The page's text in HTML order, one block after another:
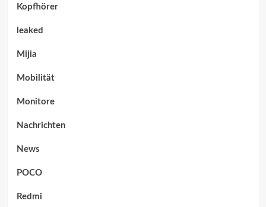
Kopfhörer
leaked
Mijia
Mobilität
Monitore
Nachrichten
News
POCO
Redmi